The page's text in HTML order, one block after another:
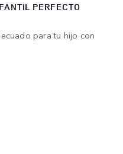
PERFECTO
para tu hijo con